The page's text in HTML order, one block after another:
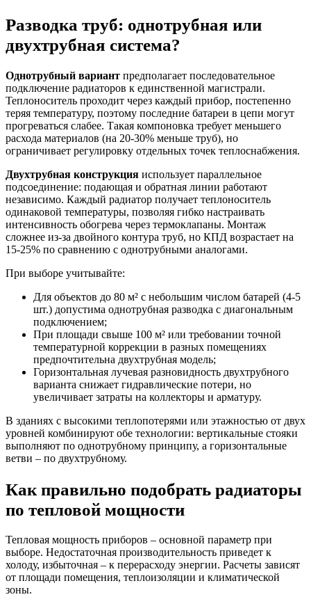
Разводка труб: однотрубная или
двухтрубная система?
Однотрубный вариант предполагает последовательное
подключение радиаторов к единственной магистрали.
Теплоноситель проходит через каждый прибор, постепенно
теряя температуру, поэтому последние батареи в цепи могут
прогреваться слабее. Такая компоновка требует меньшего
расхода материалов (на 20-30% меньше труб), но
ограничивает регулировку отдельных точек теплоснабжения.
Двухтрубная конструкция использует параллельное
подсоединение: подающая и обратная линии работают
независимо. Каждый радиатор получает теплоноситель
одинаковой температуры, позволяя гибко настраивать
интенсивность обогрева через термоклапаны. Монтаж
сложнее из-за двойного контура труб, но КПД возрастает на
15-25% по сравнению с однотрубными аналогами.
При выборе учитывайте:
Для объектов до 80 м² с небольшим числом батарей (4-5
шт.) допустима однотрубная разводка с диагональным
подключением;
При площади свыше 100 м² или требовании точной
температурной коррекции в разных помещениях
предпочтительна двухтрубная модель;
Горизонтальная лучевая разновидность двухтрубного
варианта снижает гидравлические потери, но
увеличивает затраты на коллекторы и арматуру.
В зданиях с высокими теплопотерями или этажностью от двух
уровней комбинируют обе технологии: вертикальные стояки
выполняют по однотрубному принципу, а горизонтальные
ветви – по двухтрубному.
Как правильно подобрать радиаторы
по тепловой мощности
Тепловая мощность приборов – основной параметр при
выборе. Недостаточная производительность приведет к
холоду, избыточная – к перерасходу энергии. Расчеты зависят
от площади помещения, теплоизоляции и климатической
зоны.